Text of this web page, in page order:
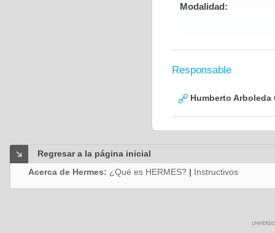
Modalidad:
Responsable
Humberto Arboleda
Regresar a la página inicial
Acerca de Hermes: ¿Qué es HERMES? | Instructivos